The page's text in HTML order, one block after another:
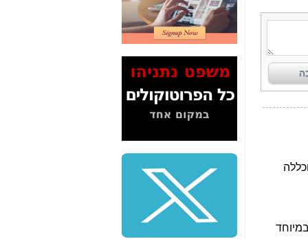
2" על תעלולי השר
משה כחלון -כאן
הסלולר" ואיך מסרסים
את הנתונים לציבור -
כאן
סיכום ביקור בסיליקון
שלמה פילבר (עד
לאחרונה מנכ"ל משרד
התקשורת) - עד
מדינה? הצחקתם